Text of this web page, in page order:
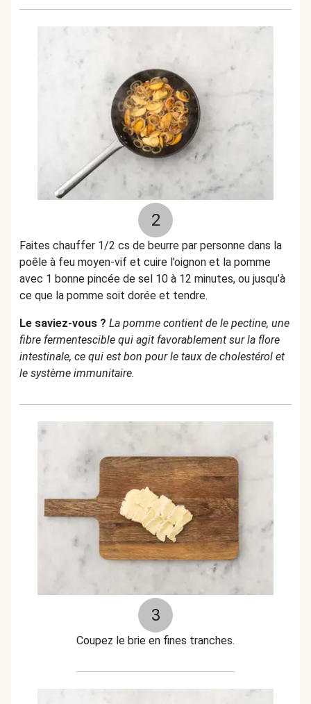
2
Faites chauffer 1/2 cs de beurre par personne dans la
poêle à feu moyen-vif et cuire l’oignon et la pomme
avec 1 bonne pincée de sel 10 à 12 minutes, ou jusqu’à
ce que la pomme soit dorée et tendre.
Le saviez-vous ? La pomme contient de le pectine, une
fibre fermentescible qui agit favorablement sur la flore
intestinale, ce qui est bon pour le taux de cholestérol et
le système immunitaire.
3
Coupez le brie en fines tranches.